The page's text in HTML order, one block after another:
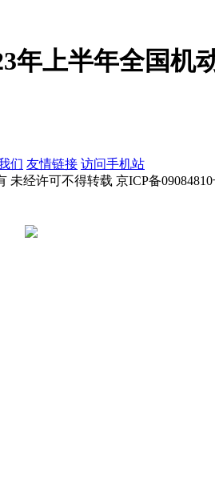
年上半年全国机
们 友情链接 访问手机站
未经许可不得转载 京ICP备09084810